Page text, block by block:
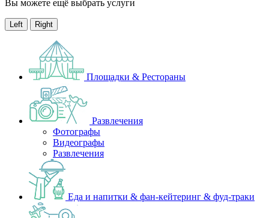
Вы можете ещё выбрать услуги
Left Right
Площадки & Рестораны
Развлечения
Фотографы
Видеографы
Развлечения
Еда и напитки & фан-кейтеринг & фуд-траки